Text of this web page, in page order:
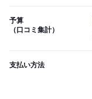
予算
（口コミ集計）
支払い方法